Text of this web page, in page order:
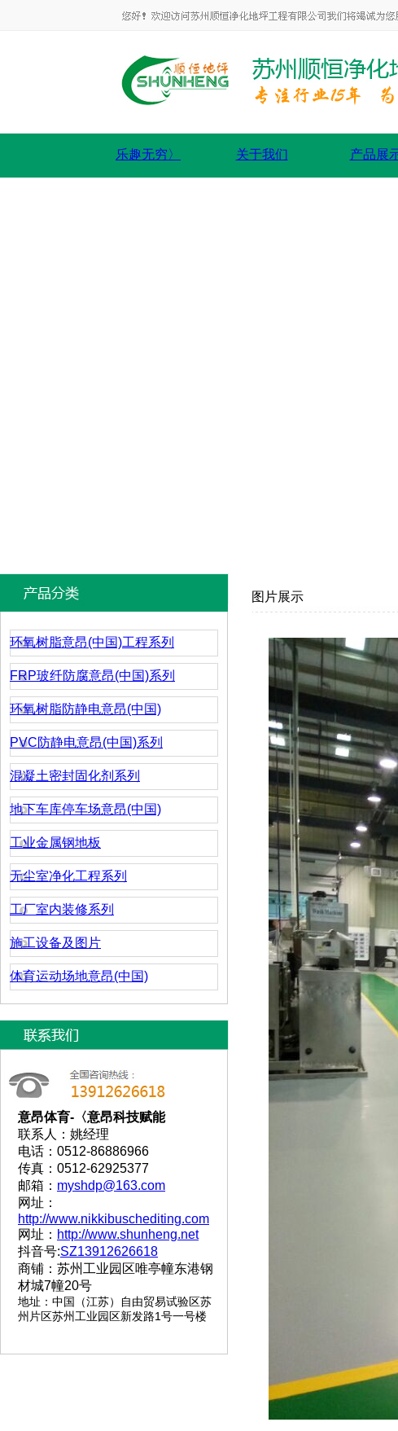
乐趣无穷〉 关于我们 产品展
环氧树脂意昂(中国)工程系列
FRP玻纤防腐意昂(中国)系列
环氧树脂防静电意昂(中国)
PVC防静电意昂(中国)系列
混凝土密封固化剂系列
地下车库停车场意昂(中国)
工业金属钢地板
无尘室净化工程系列
工厂室内装修系列
施工设备及图片
体育运动场地意昂(中国)
意昂体育-〈意昂科技赋能
联系人：姚经理
电话：0512-86886966
传真：0512-62925377
邮箱： myshdp@163.com
网址：
http://www.nikkibuschediting.com
网址： http://www.shunheng.net
抖音号:SZ13912626618
商铺：苏州工业园区唯亭幢东港钢
材城7幢20号
地址 ： 中国（江苏）自由贸易试验区苏
州片区苏州工业园区新发路1号一号楼
图片展示